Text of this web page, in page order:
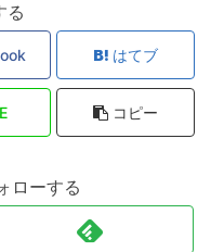
る
はてブ
コピー
ローする